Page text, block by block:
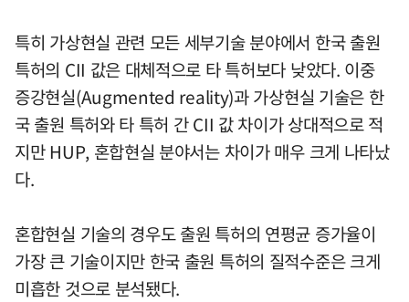
특히 가상현실 관련 모든 세부기술 분야에서 한국 출원
특허의 CII 값은 대체적으로 타 특허보다 낮았다. 이중
증강현실(Augmented reality)과 가상현실 기술은 한
국 출원 특허와 타 특허 간 CII 값 차이가 상대적으로 적
지만 HUP, 혼합현실 분야서는 차이가 매우 크게 나타났
다.
혼합현실 기술의 경우도 출원 특허의 연평균 증가율이
가장 큰 기술이지만 한국 출원 특허의 질적수준은 크게
미흡한 것으로 분석됐다.